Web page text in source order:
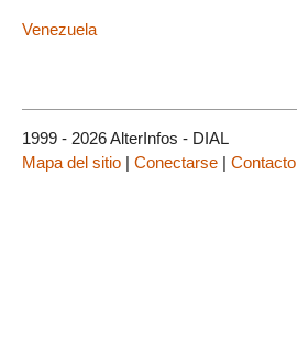
Venezuela
1999 - 2026 AlterInfos - DIAL
Mapa del sitio | Conectarse | Contacto